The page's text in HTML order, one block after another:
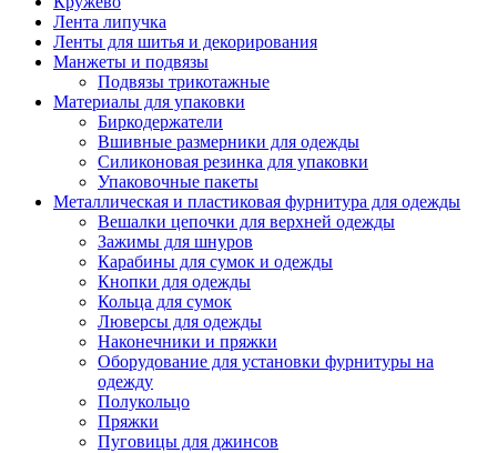
Лента липучка
Ленты для шитья и декорирования
Манжеты и подвязы
Подвязы трикотажные
Материалы для упаковки
Биркодержатели
Вшивные размерники для одежды
Силиконовая резинка для упаковки
Упаковочные пакеты
Металлическая и пластиковая фурнитура для одежды
Вешалки цепочки для верхней одежды
Зажимы для шнуров
Карабины для сумок и одежды
Кнопки для одежды
Кольца для сумок
Люверсы для одежды
Наконечники и пряжки
Оборудование для установки фурнитуры на
одежду
Полукольцо
Пряжки
Пуговицы для джинсов